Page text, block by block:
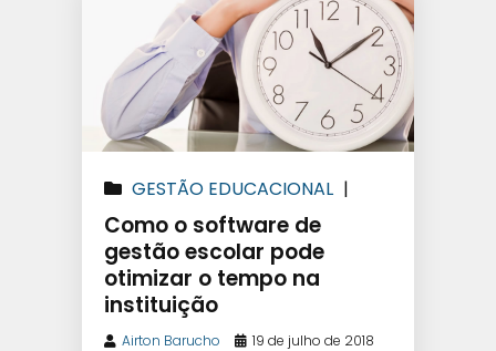
GESTÃO EDUCACIONAL |
SISTEMA DE GESTÃO
EDUCACIONAL |SOFTWARE
ESCOLAR
Como o software de
gestão escolar pode
otimizar o tempo na
instituição
Airton Barucho
19 de julho de 2018